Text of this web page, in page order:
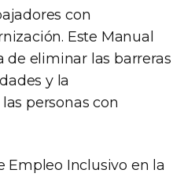
con
Este Manual
eliminar las barreras
y la
personas con
Empleo Inclusivo en la